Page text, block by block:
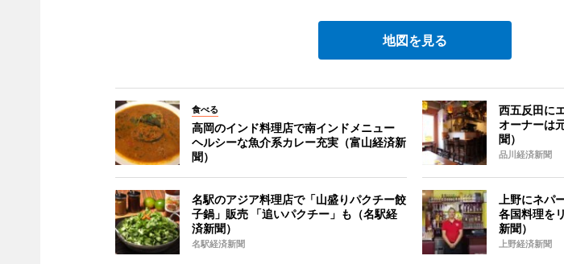
地図を見る
食べる
高岡のインド料理店で南インドメニュー
ヘルシーな魚介系カレー充実（富山経済新
聞）
西五反田に
オーナーは
聞）
品川経済新聞
名駅のアジア料理店で「山盛りパクチー餃
子鍋」販売 「追いパクチー」も（名駅経
済新聞）
名駅経済新聞
上野にネパ
各国料理を
新聞）
上野経済新聞